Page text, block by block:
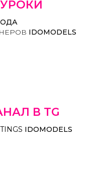
IDOMODELS
В TG
IDOMODELS